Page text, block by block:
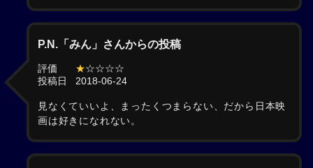
P.N.「みん」さんからの投稿
評価 ★☆☆☆☆
投稿日
2018-06-24
見なくていいよ、まったくつまらない、だから日本映
画は好きになれない。